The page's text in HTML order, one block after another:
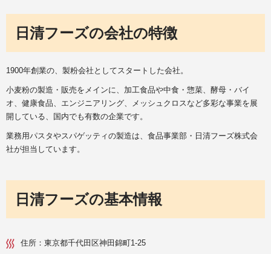
日清フーズの会社の特徴
1900年創業の、製粉会社としてスタートした会社。
小麦粉の製造・販売をメインに、加工食品や中食・惣菜、酵母・バイ
オ、健康食品、エンジニアリング、メッシュクロスなど多彩な事業を展
開している、国内でも有数の企業です。
業務用パスタやスパゲッティの製造は、食品事業部・日清フーズ株式会
社が担当しています。
日清フーズの基本情報
住所：東京都千代田区神田錦町1-25